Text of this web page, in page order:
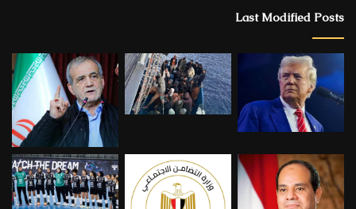
Last Modified Posts